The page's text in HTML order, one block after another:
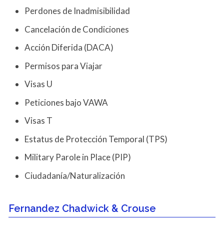
Perdones de Inadmisibilidad
Cancelación de Condiciones
Acción Diferida (DACA)
Permisos para Viajar
Visas U
Peticiones bajo VAWA
Visas T
Estatus de Protección Temporal (TPS)
Military Parole in Place (PIP)
Ciudadanía/Naturalización
Fernandez Chadwick & Crouse